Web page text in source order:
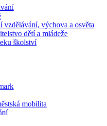
vzdělávání, výchova a osvěta
dětí a mládeže
školství
mobilita